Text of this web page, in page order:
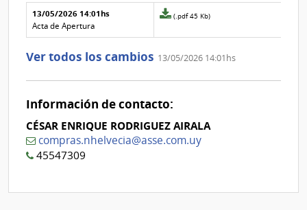
Aclaraciones del llamado
Fecha y
texto de
la
Archivo
de la
13/05/2026 14:01hs
Acta de Apertura
Archivo
de
aclaración
0
(.pdf 45 Kb)
Ver todos los cambios 13/05/2026 14:01hs
Información de contacto:
CÉSAR ENRIQUE RODRIGUEZ AIRALA
compras.nhelvecia@asse.com.uy
45547309